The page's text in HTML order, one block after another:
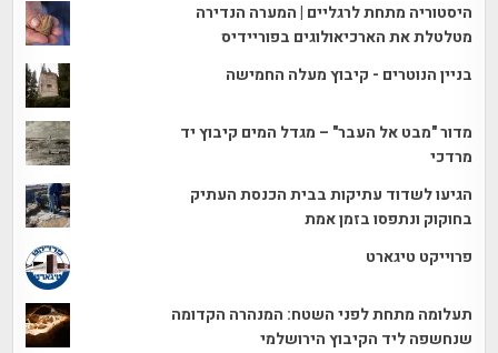
היסטוריה מתחת לרגליים | המערה הנדירה
מטלטלת את הארכיאולוגים בפוריידיס
בניין הנוטרים - קיבוץ מעלה החמישה
מדור "מבט אל העבר" – מגדל המים קיבוץ יד
מרדכי
הגיעו לשדוד עתיקות בבית הכנסת העתיק
בחוקוק ונתפסו בזמן אמת
פרוייקט טיגארט
תעלומה מתחת לפני השטח: המנהרה הקדומה
שנחשפה ליד הקיבוץ הירושלמי